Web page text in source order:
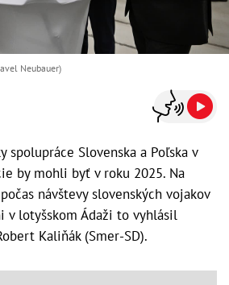
Neubauer)
spolupráce Slovenska a Poľska v
by mohli byť v roku 2025. Na
návštevy slovenských vojakov
v lotyšskom Ádaži to vyhlásil
Kaliňák (Smer-SD).